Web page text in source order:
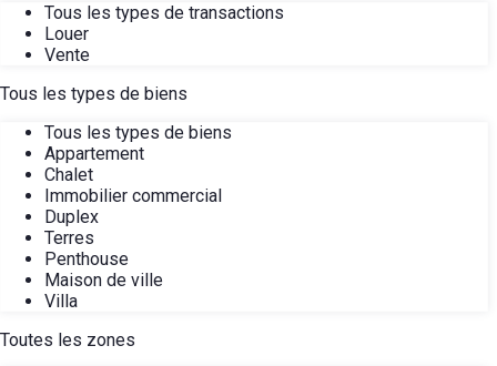
Tous les types de transactions
Louer
Vente
Tous les types de biens
Tous les types de biens
Appartement
Chalet
Immobilier commercial
Duplex
Terres
Penthouse
Maison de ville
Villa
Toutes les zones